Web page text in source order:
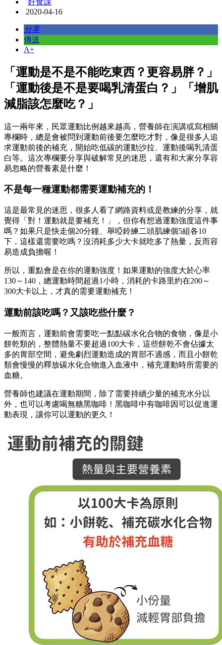
2020-04-16
分享
傳送
A+
「運動是不是不能吃東西？更容易胖？」
「運動後是不是要喝乳清蛋白？」「增肌
減脂該怎麼吃？」
這一兩年來，民眾運動比例越來越高，營養師在演講或寫相關
專欄時，總是會被問到運動前後要怎麼吃才對，像是很多人追
求運動前後的補充，開始吃低碳的運動沙拉、運動後喝乳清蛋
白等。這次專欄要分享與破解常見的迷思，還有和大家分享容
易忽略的營養素是什麼！
不是每一種運動都需要運動補充的！
這是最常見的迷思，很多人看了網路資料或是教練的分享，就
覺得「對！運動就是要補充！」，但你有想過運動強度這件事
嗎？如果只是快走個20分鐘、舉啞鈴練二頭肌練個5組各10
下，這樣還需要吃嗎？沒消耗多少大卡就吃多了熱量，反而容
易造成負擔喔！
所以，重點會是在你的運動強度！如果運動的強度大於心率
130～140，總運動時間超過1小時，消耗的卡路里約在200～
300大卡以上，才真的需要運動補充！
運動前該吃嗎？又該吃些什麼？
一般而言，運動前會需要吃一點點碳水化合物的食物，像是小
餅乾類的，整體熱量不要超過100大卡，這些餅乾不會佔據太
多的胃部空間，避免劇烈運動造成的胃部不適感，而且小餅乾
類會慢慢的釋放碳水化合物進入血液中，補充運動時所需要的
血糖。
營養師也建議在運動期間，除了需要持續少量的補充水分以
外，也可以考慮喝無糖黑咖啡！黑咖啡中有咖啡因可以促進運
動表現，讓你可以運動的更久！